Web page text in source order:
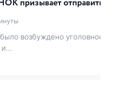
призывает отправить
возбуждено уголовное
и…